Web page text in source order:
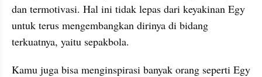
dan termotivasi. Hal ini tidak lepas dari keyakinan Egy
untuk terus mengembangkan dirinya di bidang
terkuatnya, yaitu sepakbola.
Kamu juga bisa menginspirasi banyak orang seperti Egy